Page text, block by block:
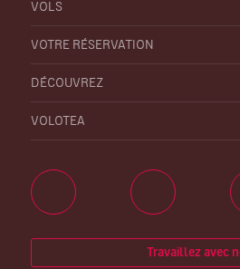
VOLS
VOTRE RÉSERVATION
DÉCOUVREZ
VOLOTEA
Travaillez avec